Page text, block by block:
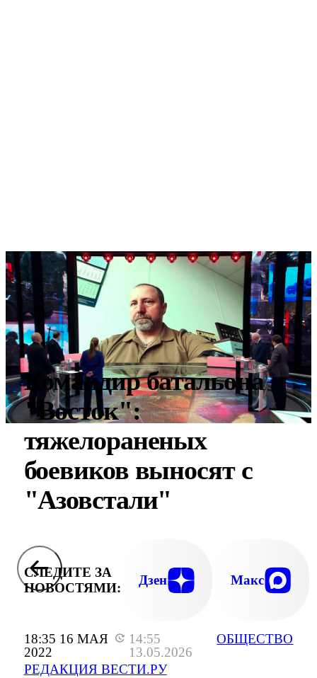
18:35 16 МАЯ
2022
14:55
13.05.2026
РЕДАКЦИЯ ВЕСТИ.РУ
ОБЩЕСТВО
Командир батальона
"Восток":
тяжелораненых
боевиков выносят с
"Азовстали"
СЛЕДИТЕ ЗА
НОВОСТЯМИ:
Дзен Макс